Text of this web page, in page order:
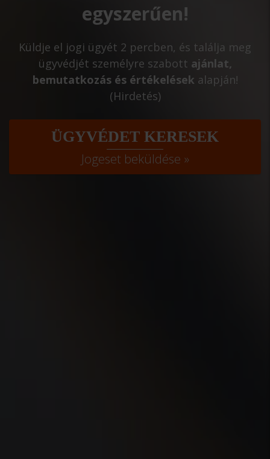
egyszerűen!
Küldje el jogi ügyét 2 percben, és találja meg
ügyvédjét személyre szabott ajánlat,
bemutatkozás és értékelések alapján!
(Hirdetés)
ÜGYVÉDET KERESEK
Jogeset beküldése »